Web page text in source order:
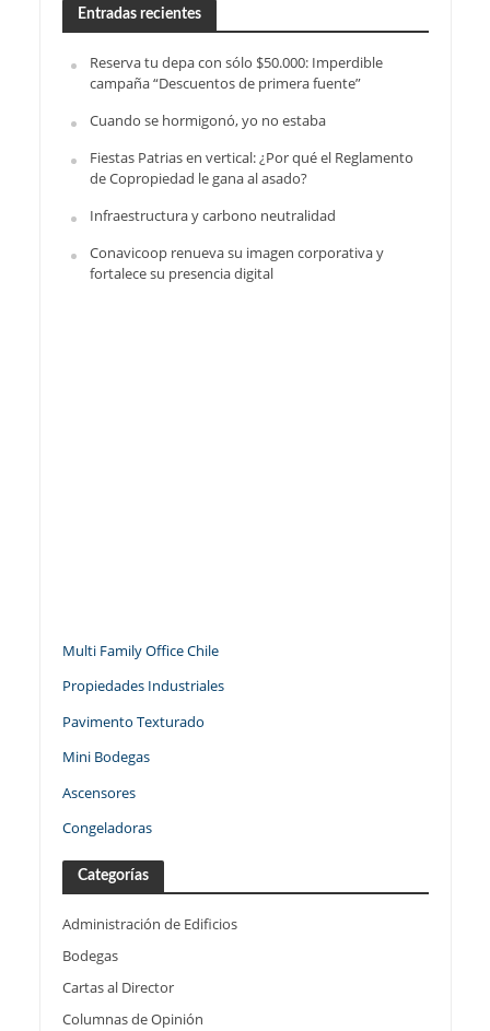
Entradas recientes
Reserva tu depa con sólo $50.000: Imperdible
campaña “Descuentos de primera fuente”
Cuando se hormigonó, yo no estaba
Fiestas Patrias en vertical: ¿Por qué el Reglamento
de Copropiedad le gana al asado?
Infraestructura y carbono neutralidad
Conavicoop renueva su imagen corporativa y
fortalece su presencia digital
Multi Family Office Chile
Propiedades Industriales
Pavimento Texturado
Mini Bodegas
Ascensores
Congeladoras
Categorías
Administración de Edificios
Bodegas
Cartas al Director
Columnas de Opinión